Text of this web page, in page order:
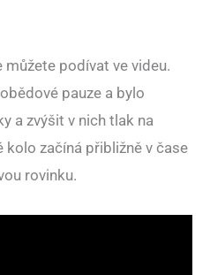
podívat ve videu.
pauze a bylo
a zvýšit v nich tlak na
kolo začíná přibližně v čase
rovinku.